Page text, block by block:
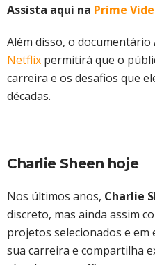
Assista aqui na Prime
Além disso, o documentário
Netflix permitirá que o
carreira e os desafios que
décadas.
Charlie Sheen hoje
Nos últimos anos, Charlie
discreto, mas ainda assim
projetos selecionados e
sua carreira e compartilha